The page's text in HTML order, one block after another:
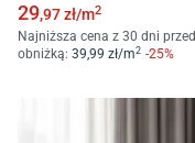
29,97zł/m2
Najniższa cena z 30 dni przed
obniżką: 39,99 zł/m2 -25%